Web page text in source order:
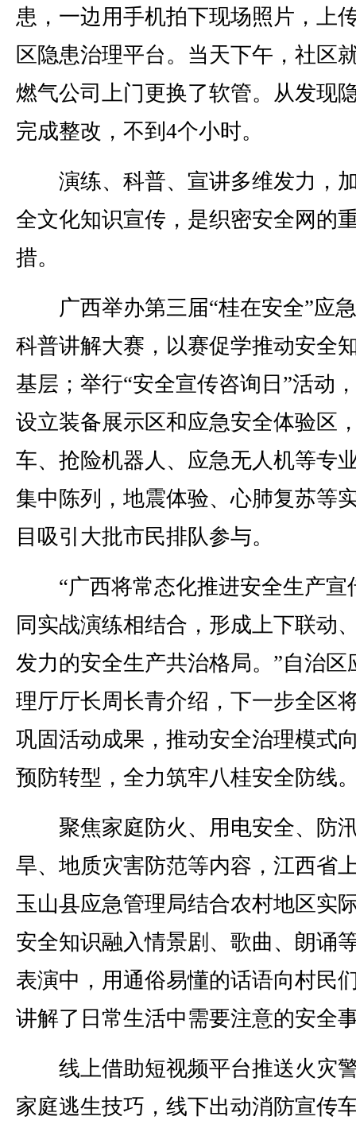
患，一边用手机拍下现场照片，上
区隐患治理平台。当天下午，社区
燃气公司上门更换了软管。从发现
完成整改，不到4个小时。
演练、科普、宣讲多维发力，
全文化知识宣传，是织密安全网的
措。
广西举办第三届“桂在安全”应
科普讲解大赛，以赛促学推动安全
基层；举行“安全宣传咨询日”活动
设立装备展示区和应急安全体验区
车、抢险机器人、应急无人机等专
集中陈列，地震体验、心肺复苏等
目吸引大批市民排队参与。
“广西将常态化推进安全生产宣
同实战演练相结合，形成上下联动
发力的安全生产共治格局。”自治区
理厅厅长周长青介绍，下一步全区
巩固活动成果，推动安全治理模式
预防转型，全力筑牢八桂安全防线
聚焦家庭防火、用电安全、防
旱、地质灾害防范等内容，江西省
玉山县应急管理局结合农村地区实
安全知识融入情景剧、歌曲、朗诵
表演中，用通俗易懂的话语向村民
讲解了日常生活中需要注意的安全
线上借助短视频平台推送火灾
家庭逃生技巧，线下出动消防宣传